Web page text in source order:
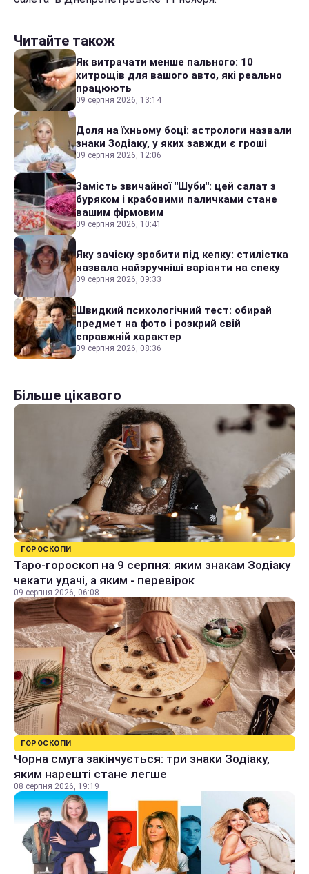
Читайте також
Як витрачати менше пального: 10
хитрощів для вашого авто, які реально
працюють
09 серпня 2026, 13:14
Доля на їхньому боці: астрологи назвали
знаки Зодіаку, у яких завжди є гроші
09 серпня 2026, 12:06
Замість звичайної "Шуби": цей салат з
буряком і крабовими паличками стане
вашим фірмовим
09 серпня 2026, 10:41
Яку зачіску зробити під кепку: стилістка
назвала найзручніші варіанти на спеку
09 серпня 2026, 09:33
Швидкий психологічний тест: обирай
предмет на фото і розкрий свій
справжній характер
09 серпня 2026, 08:36
Більше цікавого
ГОРОСКОПИ
Таро-гороскоп на 9 серпня: яким знакам Зодіаку
чекати удачі, а яким - перевірок
09 серпня 2026, 06:08
ГОРОСКОПИ
Чорна смуга закінчується: три знаки Зодіаку,
яким нарешті стане легше
08 серпня 2026, 19:19